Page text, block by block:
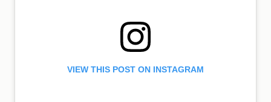
VIEW THIS POST ON INSTAGRAM